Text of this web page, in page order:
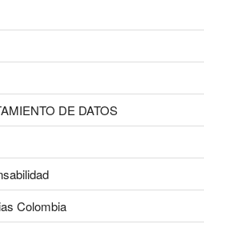
DE DATOS
Colombia